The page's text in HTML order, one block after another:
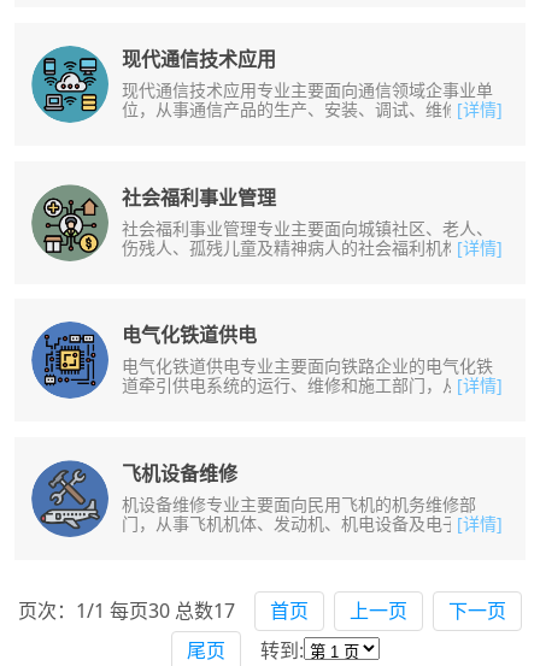
现代通信技术应用
现代通信技术应用专业主要面向通信领域企事业单
位，从事通信产品的生产、安装、调试、维修、检
[详情]
社会福利事业管理
社会福利事业管理专业主要面向城镇社区、老人、
伤残人、孤残儿童及精神病人的社会福利机构，从
[详情]
电气化铁道供电
电气化铁道供电专业主要面向铁路企业的电气化铁
道牵引供电系统的运行、维修和施工部门，从事电
[详情]
飞机设备维修
机设备维修专业主要面向民用飞机的机务维修部
门，从事飞机机体、发动机、机电设备及电子系统
[详情]
页次：1/1 每页30 总数17 首页 上一页
下一页
尾页
转到: